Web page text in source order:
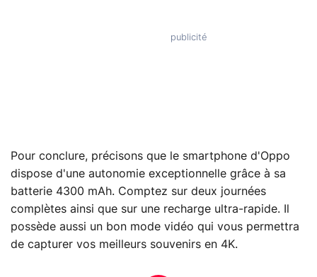
Pour conclure, précisons que le smartphone d'Oppo
dispose d'une autonomie exceptionnelle grâce à sa
batterie 4300 mAh. Comptez sur deux journées
complètes ainsi que sur une recharge ultra-rapide. Il
possède aussi un bon mode vidéo qui vous permettra
de capturer vos meilleurs souvenirs en 4K.